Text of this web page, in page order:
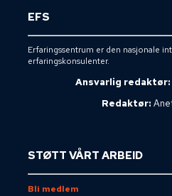
EFS
Erfaringssentrum er den nasjonale
erfaringskonsulenter.
Ansvarlig redaktør:
Redaktør:
STØTT VÅRT ARBEID
Bli medlem